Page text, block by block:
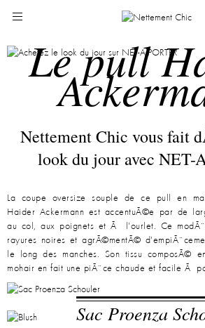
Le pull
Nettement Chic vous fait
look du jour avec NET-
La coupe oversize souple de ce pull en
Haider Ackermann est accentuÃ©e par de
au col, aux poignets et Ã l'ourlet. Ce
rayures noires et agrÃ©mentÃ©
le long des manches. Son tissu composÃ©
mohair en fait une piÃ¨ce chaude et facile Ã
Sac Proenza